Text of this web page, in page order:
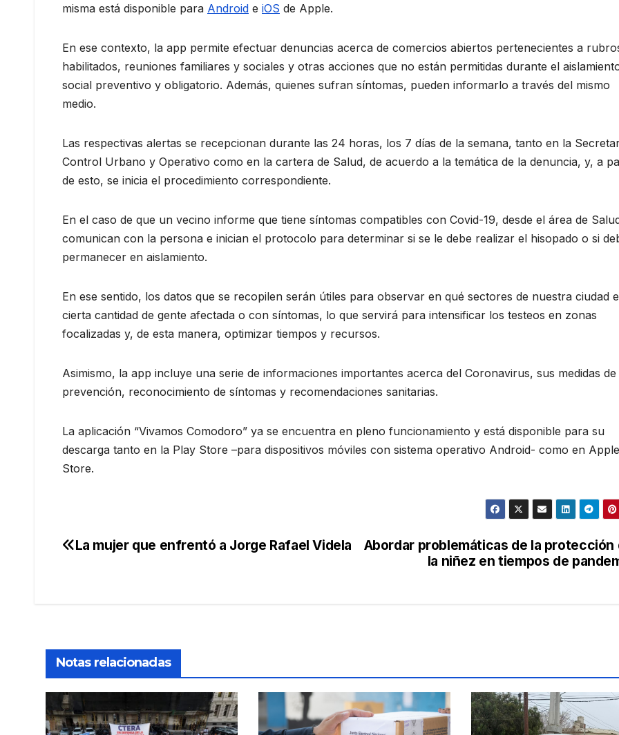
misma está disponible para Android e iOS de Apple.
En ese contexto, la app permite efectuar denuncias acerca de comercios abiertos pertenecientes a
habilitados, reuniones familiares y sociales y otras acciones que no están permitidas durante el
social preventivo y obligatorio. Además, quienes sufran síntomas, pueden informarlo a través del mismo
medio.
Las respectivas alertas se recepcionan durante las 24 horas, los 7 días de la semana, tanto en la
Control Urbano y Operativo como en la cartera de Salud, de acuerdo a la temática de la denuncia, y, a
de esto, se inicia el procedimiento correspondiente.
En el caso de que un vecino informe que tiene síntomas compatibles con Covid-19, desde el área de
comunican con la persona e inician el protocolo para determinar si se le debe realizar el hisopado o si
permanecer en aislamiento.
En ese sentido, los datos que se recopilen serán útiles para observar en qué sectores de nuestra ciudad
cierta cantidad de gente afectada o con síntomas, lo que servirá para intensificar los testeos en zonas
focalizadas y, de esta manera, optimizar tiempos y recursos.
Asimismo, la app incluye una serie de informaciones importantes acerca del Coronavirus, sus medidas de
prevención, reconocimiento de síntomas y recomendaciones sanitarias.
La aplicación “Vivamos Comodoro” ya se encuentra en pleno funcionamiento y está disponible para su
descarga tanto en la Play Store –para dispositivos móviles con sistema operativo Android- como en Apple
Store.
Navegación
Abordar problemáticas de la protección
la niñez en tiempos de
La mujer que enfrentó a Jorge Rafael Videla
Notas relacionadas